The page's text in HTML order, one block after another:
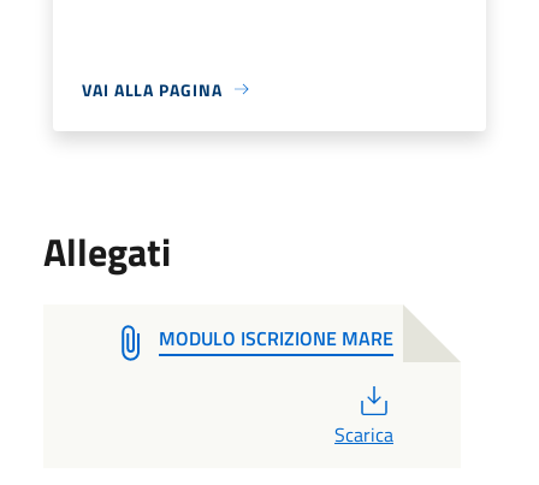
VAI ALLA PAGINA
Allegati
MODULO ISCRIZIONE MARE
Scarica